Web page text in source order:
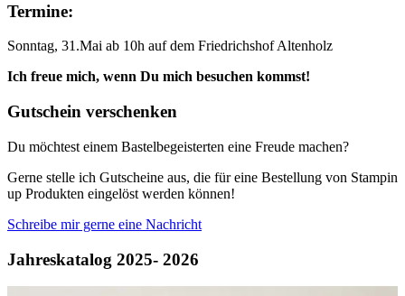
Termine:
Sonntag, 31.Mai ab 10h auf dem Friedrichshof Altenholz
Ich freue mich, wenn Du mich besuchen kommst!
Gutschein verschenken
Du möchtest einem Bastelbegeisterten eine Freude machen?
Gerne stelle ich Gutscheine aus, die für eine Bestellung von Stampin
up Produkten eingelöst werden können!
Schreibe mir gerne eine Nachricht
Jahreskatalog 2025- 2026